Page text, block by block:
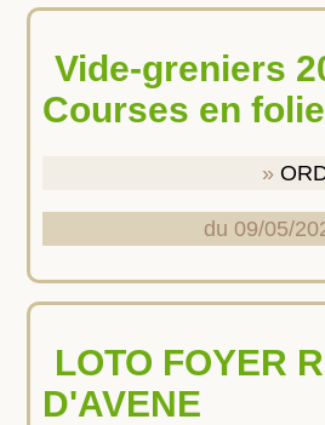
Vide-greniers 2026 les
Courses en folie
du 09/05/
LOTO FOYER RURAL
D'AVENE